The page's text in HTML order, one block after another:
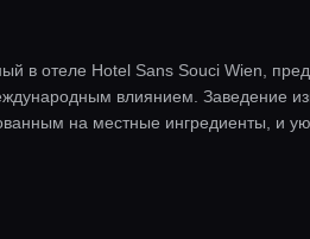
в отеле Hotel Sans Souci Wien,
влиянием. Заведение
на местные ингредиенты, и